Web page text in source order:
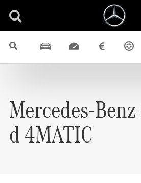
Nové vozidlá GLE Diesel
Mercedes-Benz
d 4MATIC